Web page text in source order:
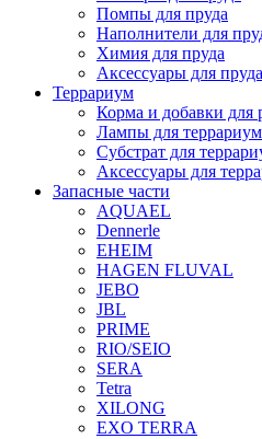
Помпы для пруда
Наполнители для
Химия для пруда
Аксессуары для пруда
Террариум
Корма и добавки для
Лампы для
Субстрат для
Аксессуары для
Запасные части
AQUAEL
Dennerle
EHEIM
HAGEN FLUVAL
JEBO
JBL
PRIME
RIO/SEIO
SERA
Tetra
XILONG
EXO TERRA